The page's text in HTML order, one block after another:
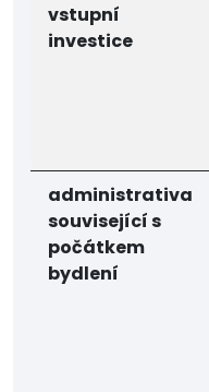
vstupní
investice
administrativa
související s
počátkem
bydlení